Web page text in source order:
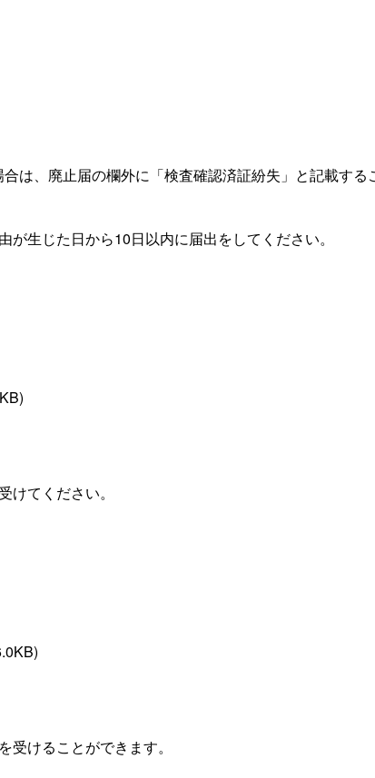
は、廃止届の欄外に「検査確認済証紛失」と記載する
生じた日から10日以内に届出をしてください。
てください。
けることができます。